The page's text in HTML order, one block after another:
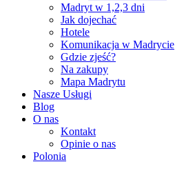
Madryt w 1,2,3 dni
Jak dojechać
Hotele
Komunikacja w Madrycie
Gdzie zjeść?
Na zakupy
Mapa Madrytu
Nasze Usługi
Blog
O nas
Kontakt
Opinie o nas
Polonia